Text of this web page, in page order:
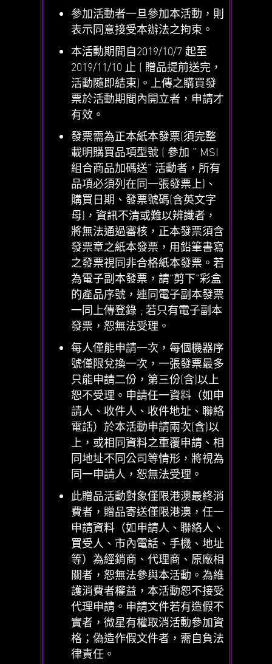
參加活動者一旦參加本活動，則
表示同意接受本辦法之拘束。
本活動期間自2019/10/7 起至
2019/11/10 止 ( 贈品提前送完，
活動隨即結束)。上傳之購買發
票於活動期間內開立者，申請才
有效。
發票需為正本紙本發票(須完整
載明購買品項型號 ( 參加 ” MSI
組合商品加碼送” 活動者，所有
品項必須列在同一張發票上)、
購買日期、發票號碼(含英文字
母)，資訊不清或難以辨識者，
將無法通過審核，正本發票須含
發票章之紙本發票，用鉛筆書寫
之發票視同非合格紙本發票。若
為電子副本發票，請”剪下”彩盒
的產品序號，連同電子副本發票
一同上傳登錄 ; 若只有電子副本
發票，恕無法受理。
每人僅能申請一次，每個機器序
號僅限兌換一次，一張發票最多
只能申請二份，第三份(含)以上
恕不受理。申請任一資料（如申
請人、收件人、收件地址、聯絡
電話）於本活動申請兩次(含)以
上，或相同資料之重覆申請、相
同地址不同公司等情形，將視為
同一申請人，恕無法受理。
此贈品活動對象僅限港澳最終消
費者，贈品寄送僅限港澳，任一
申請資料（如申請人、聯絡人、
買受人、市內電話、手機、地址
等）為經銷商、代理商、原廠相
關者，恕無法參與本活動。為維
護消費者權益，本活動恕不接受
代理申請。申請文件若有造假不
實者，微星有權取消活動參加資
格；偽造作假文件者，需自負法
律責任。